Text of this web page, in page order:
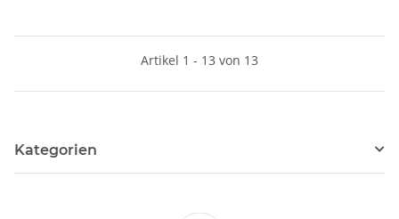
Artikel 1 - 13 von 13
Kategorien